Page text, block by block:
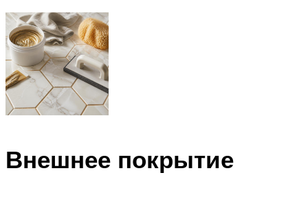
Внешнее покрытие